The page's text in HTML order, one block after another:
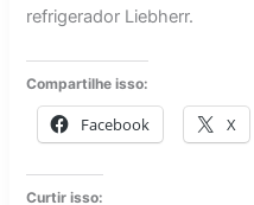
refrigerador Liebherr.
Compartilhe isso:
Facebook X
Curtir isso: